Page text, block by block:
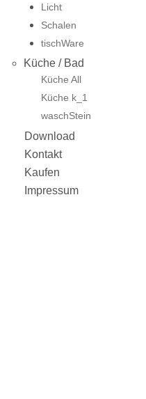
Licht
Schalen
tischWare
Küche / Bad
Küche All
Küche k_1
waschStein
Download
Kontakt
Kaufen
Impressum